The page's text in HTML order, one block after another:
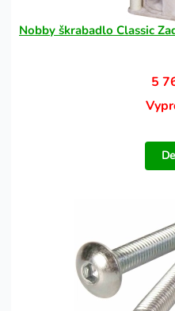
Nobby škrabadlo Classic
5